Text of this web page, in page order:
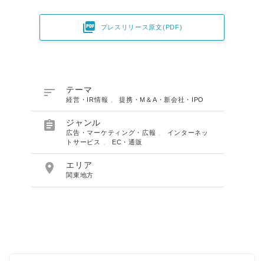
 プレスリリース原文(PDF)
 テーマ
経営・IR情報 、提携・M＆A・新会社・IPO
 ジャンル
広告・マーケティング・広報
インターネッ
トサービス
EC・通販
 エリア
関東地方